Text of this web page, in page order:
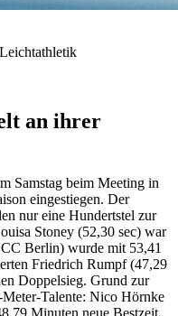
an ihrer
Samstag beim Meeting in
eingestiegen. Der
nur eine Hundertstel zur
Stoney (52,30 sec) war
Berlin) wurde mit 53,41
Friedrich Rumpf (47,29
Doppelsieg. Grund zur
Meter-Talente: Nico Hörnke